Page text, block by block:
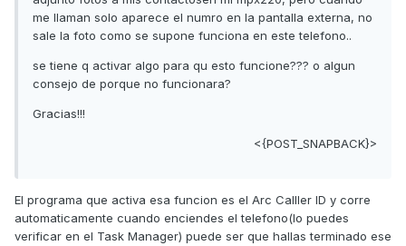
me llaman solo aparece el numro en la pantalla externa, no
sale la foto como se supone funciona en este telefono..
se tiene q activar algo para qu esto funcione??? o algun
consejo de porque no funcionara?
Gracias!!!
<{POST_SNAPBACK}>
El programa que activa esa funcion es el Arc Calller ID y corre
automaticamente cuando enciendes el telefono(lo puedes
verificar en el Task Manager) puede ser que hallas terminado ese